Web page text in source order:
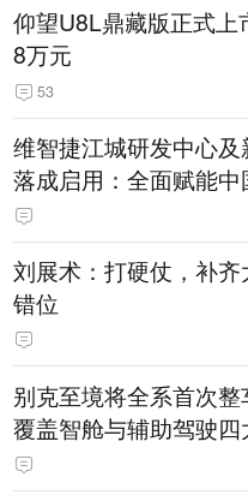
仰望U8L鼎藏版正式上
8万元
53
维智捷江城研发中心
落成启用：全面赋能
刘展术：打硬仗，补
错位
别克至境将全系首次整
覆盖智舱与辅助驾驶